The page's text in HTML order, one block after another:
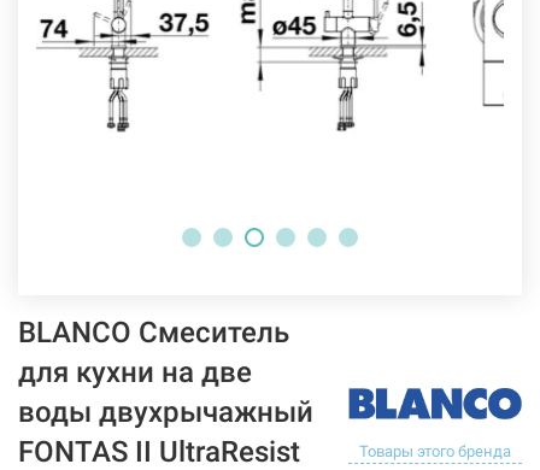
BLANCO Смеситель
для кухни на две
воды двухрычажный
FONTAS II UltraResist
Товары этого бренда